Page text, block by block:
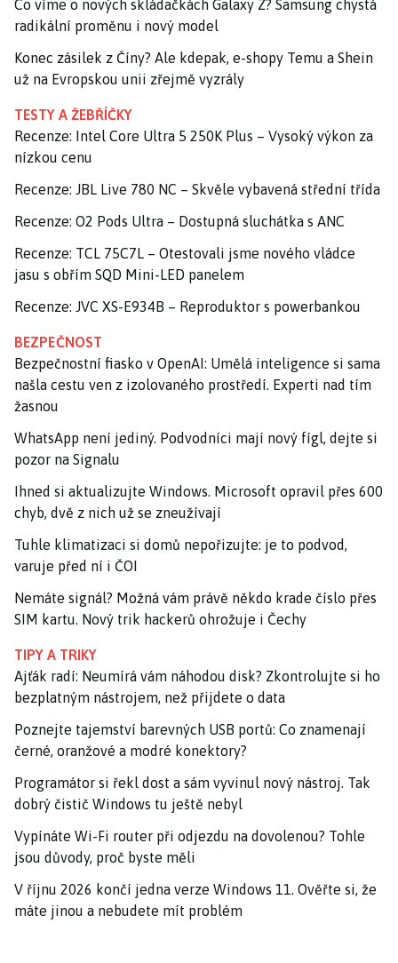
Co víme o nových skládačkách Galaxy Z? Samsung chystá
radikální proměnu i nový model
Konec zásilek z Číny? Ale kdepak, e-shopy Temu a Shein
už na Evropskou unii zřejmě vyzrály
TESTY A ŽEBŘÍČKY
Recenze: Intel Core Ultra 5 250K Plus – Vysoký výkon za
nízkou cenu
Recenze: JBL Live 780 NC – Skvěle vybavená střední třída
Recenze: O2 Pods Ultra – Dostupná sluchátka s ANC
Recenze: TCL 75C7L – Otestovali jsme nového vládce
jasu s obřím SQD Mini-LED panelem
Recenze: JVC XS-E934B – Reproduktor s powerbankou
BEZPEČNOST
Bezpečnostní fiasko v OpenAI: Umělá inteligence si sama
našla cestu ven z izolovaného prostředí. Experti nad tím
žasnou
WhatsApp není jediný. Podvodníci mají nový fígl, dejte si
pozor na Signalu
Ihned si aktualizujte Windows. Microsoft opravil přes 600
chyb, dvě z nich už se zneužívají
Tuhle klimatizaci si domů nepořizujte: je to podvod,
varuje před ní i ČOI
Nemáte signál? Možná vám právě někdo krade číslo přes
SIM kartu. Nový trik hackerů ohrožuje i Čechy
TIPY A TRIKY
Ajťák radí: Neumírá vám náhodou disk? Zkontrolujte si ho
bezplatným nástrojem, než přijdete o data
Poznejte tajemství barevných USB portů: Co znamenají
černé, oranžové a modré konektory?
Programátor si řekl dost a sám vyvinul nový nástroj. Tak
dobrý čistič Windows tu ještě nebyl
Vypínáte Wi-Fi router při odjezdu na dovolenou? Tohle
jsou důvody, proč byste měli
V říjnu 2026 končí jedna verze Windows 11. Ověřte si, že
máte jinou a nebudete mít problém